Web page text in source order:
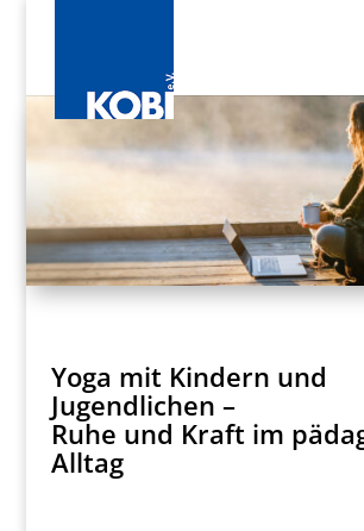
Yoga mit Kindern und
Jugendlichen –
Ruhe und Kraft im
Alltag